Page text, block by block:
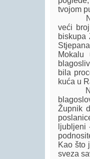
tvojom
Na
veći
biskupa
bila
kuća u
Na
Župnik
ljubljeni
Kao što
sveza